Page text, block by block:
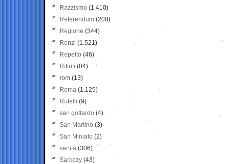
Razzismo (1.410)
Referendum (200)
Regione (344)
Renzi (1.521)
Repetto (46)
Rifiuti (84)
rom (13)
Roma (1.125)
Rutelli (9)
san gottardo (4)
San Martino (3)
San Miniato (2)
sanità (306)
Sarkozy (43)